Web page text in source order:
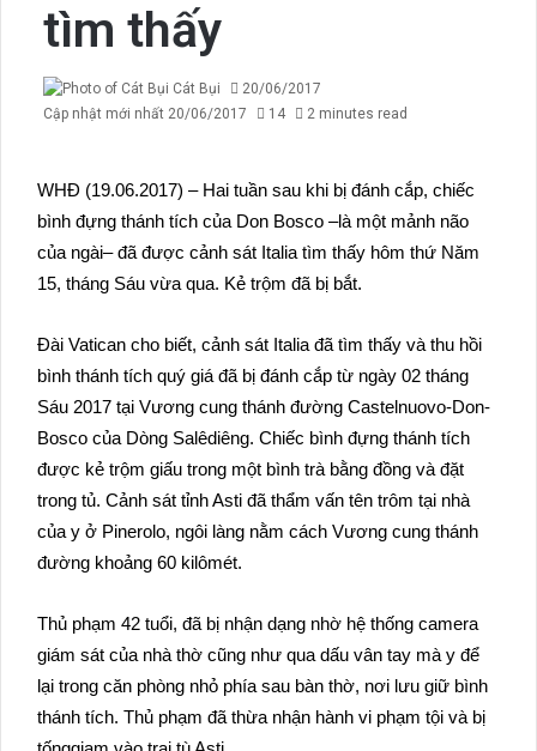
tìm thấy
Cát Bụi
20/06/2017
Cập nhật mới nhất 20/06/2017
14 2 minutes read
WHĐ (19.06.2017) – Hai tuần sau khi bị đánh cắp, chiếc
bình đựng thánh tích của Don Bosco –là một mảnh não
của ngài– đã được cảnh sát Italia tìm thấy hôm thứ Năm
15, tháng Sáu vừa qua. Kẻ trộm đã bị bắt.
Đài Vatican cho biết, cảnh sát Italia đã tìm thấy và thu hồi
bình thánh tích quý giá đã bị đánh cắp từ ngày 02 tháng
Sáu 2017 tại Vương cung thánh đường Castelnuovo-Don-
Bosco của Dòng Salêdiêng. Chiếc bình đựng thánh tích
được kẻ trộm giấu trong một bình trà bằng đồng và đặt
trong tủ. Cảnh sát tỉnh Asti đã thẩm vấn tên trôm tại nhà
của y ở Pinerolo, ngôi làng nằm cách Vương cung thánh
đường khoảng 60 kilômét.
Thủ phạm 42 tuổi, đã bị nhận dạng nhờ hệ thống camera
giám sát của nhà thờ cũng như qua dấu vân tay mà y để
lại trong căn phòng nhỏ phía sau bàn thờ, nơi lưu giữ bình
thánh tích. Thủ phạm đã thừa nhận hành vi phạm tội và bị